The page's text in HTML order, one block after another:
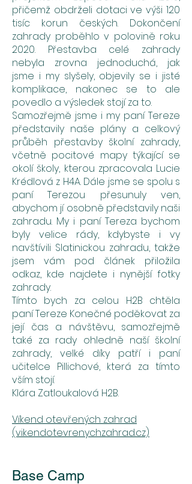
přičemž obdrželi dotaci ve výši 120
tisíc korun českých. Dokončení
zahrady proběhlo v polovině roku
2020. Přestavba celé zahrady
nebyla zrovna jednoduchá, jak
jsme i my slyšely, objevily se i jisté
komplikace, nakonec se to ale
povedlo a výsledek stojí za to.
Samozřejmě jsme i my paní Tereze
představily naše plány a celkový
průběh přestavby školní zahrady,
včetně pocitové mapy týkající se
okolí školy, kterou zpracovala Lucie
Krédlová z H4A. Dále jsme se spolu s
paní Terezou přesunuly ven,
abychom jí osobně představily naši
zahradu. My i paní Tereza bychom
byly velice rády, kdybyste i vy
navštívili Slatinickou zahradu, takže
jsem vám pod článek přiložila
odkaz, kde najdete i nynější fotky
zahrady.
Tímto bych za celou H2B chtěla
paní Tereze Konečné poděkovat za
její čas a návštěvu, samozřejmě
také za rady ohledně naší školní
zahrady, velké díky patří i paní
učitelce Pillichové, která za tímto
vším stojí.
Klára Zatloukalová H2B.
Víkend otevřených zahrad
(vikendotevrenychzahrad.cz)
Base Camp